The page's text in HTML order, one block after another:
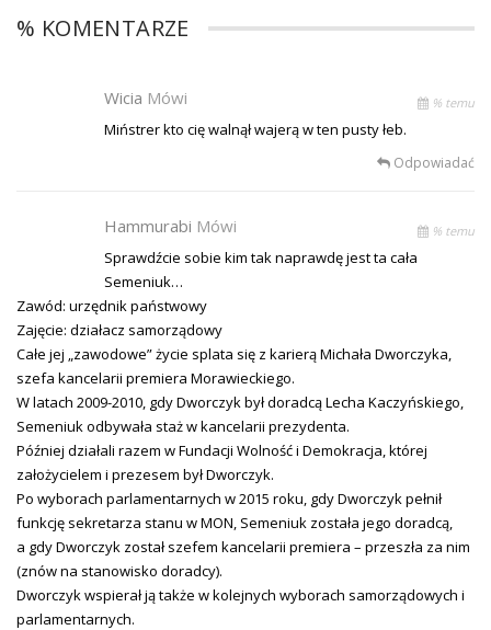
% KOMENTARZE
Wicia Mówi % temu
Miństrer kto cię walnął wajerą w ten pusty łeb.
Odpowiadać
Hammurabi Mówi % temu
Sprawdźcie sobie kim tak naprawdę jest ta cała
Semeniuk…
Zawód: urzędnik państwowy
Zajęcie: działacz samorządowy
Całe jej „zawodowe” życie splata się z karierą Michała Dworczyka,
szefa kancelarii premiera Morawieckiego.
W latach 2009-2010, gdy Dworczyk był doradcą Lecha Kaczyńskiego,
Semeniuk odbywała staż w kancelarii prezydenta.
Później działali razem w Fundacji Wolność i Demokracja, której
założycielem i prezesem był Dworczyk.
Po wyborach parlamentarnych w 2015 roku, gdy Dworczyk pełnił
funkcję sekretarza stanu w MON, Semeniuk została jego doradcą,
a gdy Dworczyk został szefem kancelarii premiera – przeszła za nim
(znów na stanowisko doradcy).
Dworczyk wspierał ją także w kolejnych wyborach samorządowych i
parlamentarnych.